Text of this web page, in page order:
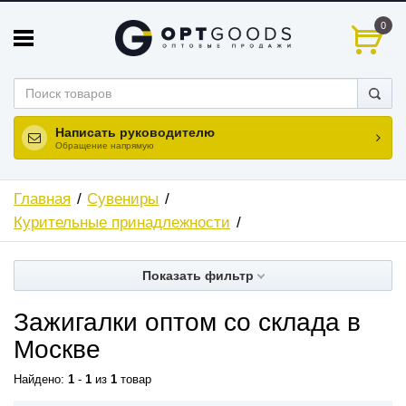
0
Написать руководителю
Обращение напрямую
Главная
Сувениры
Курительные принадлежности
Показать фильтр
Зажигалки оптом со склада в
Москве
Найдено: 1 - 1 из 1 товар